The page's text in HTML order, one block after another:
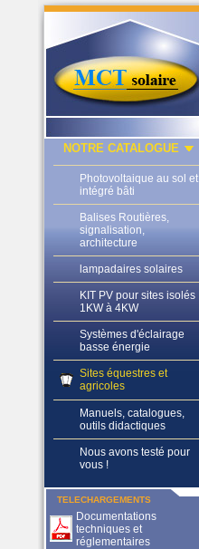
NOTRE CATALOGUE
Photovoltaique au sol et
intégré bâti
Balises Routières,
signalisation,
architecture
lampadaires solaires
KIT PV pour sites isolés
1KW à 4KW
Systèmes d'éclairage
basse énergie
Sites équestres et
agricoles
Manuels, catalogues,
outils didactiques
Nous avons testé pour
vous !
TELECHARGEMENTS
Documentations
techniques et
réglementaires